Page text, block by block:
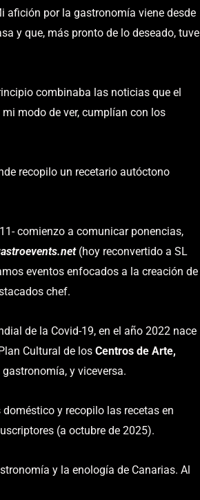
afición por la gastronomía viene desde
y que, más pronto de lo deseado, tuve
combinaba las noticias que el
modo de ver, cumplían con los
recopilo un recetario autóctono
comienzo a comunicar ponencias,
(hoy reconvertido a SL
eventos enfocados a la creación de
chef.
de la Covid-19, en el año 2022 nace
Cultural de los Centros de Arte,
y viceversa.
y recopilo las recetas en
(a octubre de 2025).
y la enología de Canarias. Al